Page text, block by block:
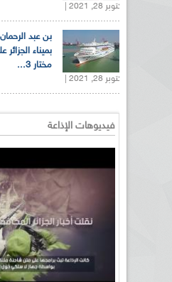
أكتوبر 28, 2021 |
بن عبد
بميناء
مختار 3...
أكتوبر 28, 2021 |
فيديوهات الإذاعة